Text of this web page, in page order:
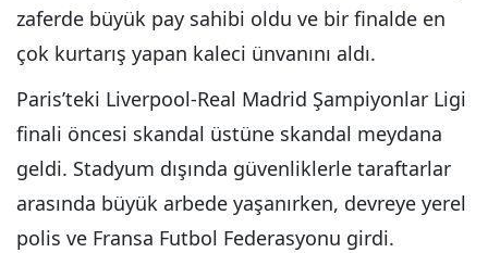
zaferde büyük pay sahibi oldu ve bir finalde en
çok kurtarış yapan kaleci ünvanını aldı.
Paris’teki Liverpool-Real Madrid Şampiyonlar Ligi
finali öncesi skandal üstüne skandal meydana
geldi. Stadyum dışında güvenliklerle taraftarlar
arasında büyük arbede yaşanırken, devreye yerel
polis ve Fransa Futbol Federasyonu girdi.